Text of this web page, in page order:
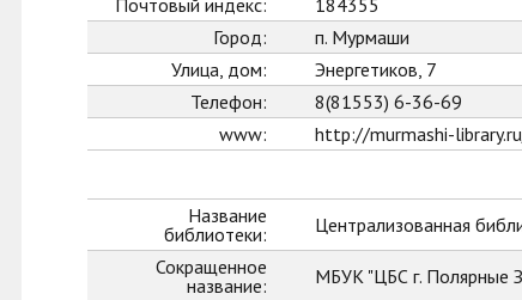
Почтовый индекс:
184355
Город:
п. Мурмаши
Улица, дом:
Энергетиков, 7
Телефон:
8(81553) 6-36-69
www:
http://murmashi-
Название
библиотеки:
Централизованная
Сокращенное
название:
МБУК "ЦБС г. Полярные